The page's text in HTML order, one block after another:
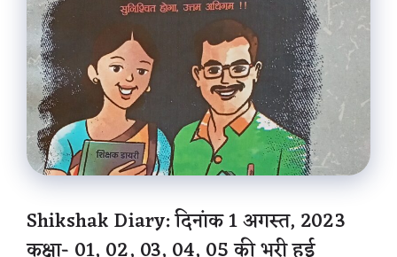
Shikshak Diary: दिनांक 1 अगस्त, 2023